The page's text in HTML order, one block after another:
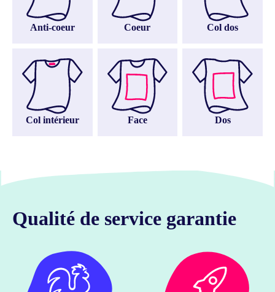
Anti-coeur Coeur Col dos
Col intérieur Face Dos
Qualité de service garantie